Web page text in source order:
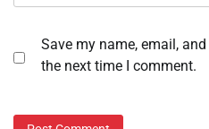
Save my name, email,
the next time I comment.